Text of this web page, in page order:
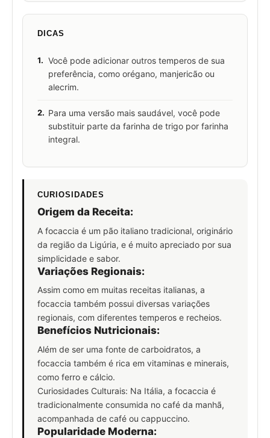
DICAS
1. Você pode adicionar outros temperos de sua
preferência, como orégano, manjericão ou
alecrim.
2. Para uma versão mais saudável, você pode
substituir parte da farinha de trigo por farinha
integral.
CURIOSIDADES
Origem da Receita:
A focaccia é um pão italiano tradicional, originário
da região da Ligúria, e é muito apreciado por sua
simplicidade e sabor.
Variações Regionais:
Assim como em muitas receitas italianas, a
focaccia também possui diversas variações
regionais, com diferentes temperos e recheios.
Benefícios Nutricionais:
Além de ser uma fonte de carboidratos, a
focaccia também é rica em vitaminas e minerais,
como ferro e cálcio.
Curiosidades Culturais: Na Itália, a focaccia é
tradicionalmente consumida no café da manhã,
acompanhada de café ou cappuccino.
Popularidade Moderna: